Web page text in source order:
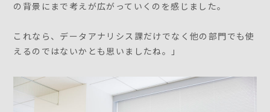
の背景にまで考えが広がっていくのを感じました。
これなら、データアナリシス課だけでなく他の部門でも使
えるのではないかとも思いましたね。」